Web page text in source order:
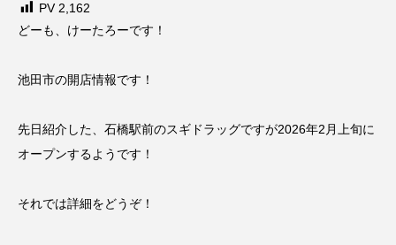
PV 2,162
どーも、けーたろーです！
池田市の開店情報です！
先日紹介した、石橋駅前のスギドラッグですが2026年2月上旬に
オープンするようです！
それでは詳細をどうぞ！